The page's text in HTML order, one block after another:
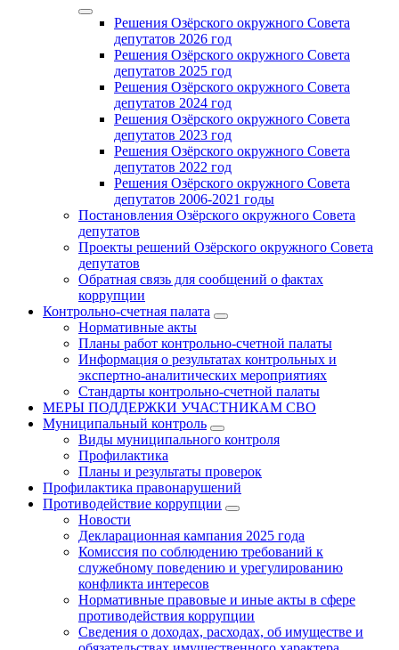
Решения Озёрского окружного Совета
депутатов 2026 год
Решения Озёрского окружного Совета
депутатов 2025 год
Решения Озёрского окружного Совета
депутатов 2024 год
Решения Озёрского окружного Совета
депутатов 2023 год
Решения Озёрского окружного Совета
депутатов 2022 год
Решения Озёрского окружного Совета
депутатов 2006-2021 годы
Постановления Озёрского окружного Совета
депутатов
Проекты решений Озёрского окружного Совета
депутатов
Обратная связь для сообщений о фактах
коррупции
Контрольно-счетная палата
Нормативные акты
Планы работ контрольно-счетной палаты
Информация о результатах контрольных и
экспертно-аналитических мероприятиях
Стандарты контрольно-счетной палаты
МЕРЫ ПОДДЕРЖКИ УЧАСТНИКАМ СВО
Муниципальный контроль
Виды муниципального контроля
Профилактика
Планы и результаты проверок
Профилактика правонарушений
Противодействие коррупции
Новости
Декларационная кампания 2025 года
Комиссия по соблюдению требований к
служебному поведению и урегулированию
конфликта интересов
Нормативные правовые и иные акты в сфере
противодействия коррупции
Сведения о доходах, расходах, об имуществе и